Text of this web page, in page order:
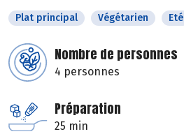
Plat principal Végétarien Eté
Nombre de personnes
4 personnes
Préparation
25 min